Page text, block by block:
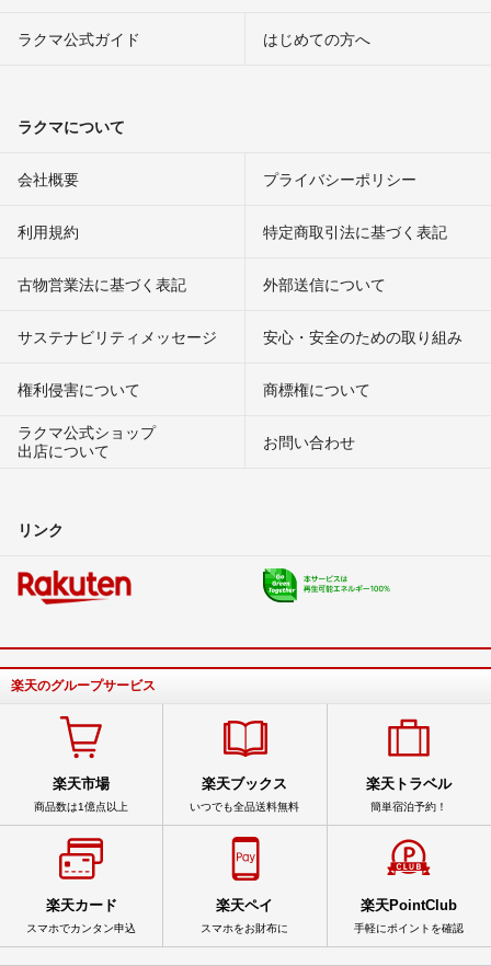
ラクマ公式ガイド はじめての方へ
ラクマについて
会社概要 プライバシーポリシー
利用規約 特定商取引法に基づく表記
古物営業法に基づく表記 外部送信について
サステナビリティメッセージ 安心・安全のための取り組み
権利侵害について
商標権について
ラクマ公式ショップ
出店について
お問い合わせ
リンク
楽天のグループサービス
楽天市場
商品数は1億点以上
楽天ブックス
いつでも全品送料無料
楽天トラベル
簡単宿泊予約！
楽天カード
スマホでカンタン申込
楽天ペイ
スマホをお財布に
楽天PointClub
手軽にポイントを確認